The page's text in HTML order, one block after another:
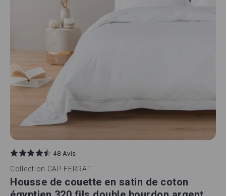
48 Avis
Collection CAP FERRAT
Housse de couette en satin de coton